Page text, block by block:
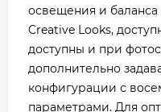
освещения и
Creative Looks,
доступны и при
дополнительно
конфигурации с
параметрами. Для